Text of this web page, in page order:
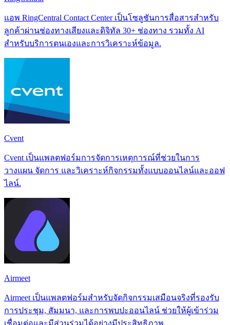
แอพ RingCentral Contact Center เป็นโซลูชันการสื่อสารสำหรับ
ลูกค้าผ่านช่องทางเสียงและดิจิทัล 30+ ช่องทาง รวมทั้ง AI
สำหรับบริการตนเองและการวิเคราะห์ข้อมูล.
Cvent
Cvent เป็นแพลตฟอร์มการจัดการเหตุการณ์ที่ช่วยในการ
วางแผน จัดการ และวิเคราะห์กิจกรรมทั้งแบบออนไลน์และออฟ
ไลน์.
Airmeet
Airmeet เป็นแพลตฟอร์มสำหรับจัดกิจกรรมเสมือนจริงที่รองรับ
การประชุม, สัมมนา, และการพบปะออนไลน์ ช่วยให้ผู้เข้าร่วม
เชื่อมต่อและมีส่วนร่วมได้อย่างมีประสิทธิภาพ.